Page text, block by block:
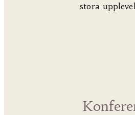
stora